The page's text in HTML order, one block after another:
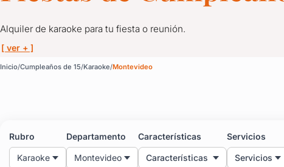
Alquiler de karaoke para tu fiesta o reunión.
[ ver + ]
Inicio Cumpleaños de 15 Karaoke Montevideo
Rubro
Karaoke
Departamento
Montevideo
Características
Características
Servicios
Servicios
Karaoke para
Y a cualquier momento: fiestas infantiles, empresariales,
Todos nos divertimos con el karaoke y aquí tenés la opción de